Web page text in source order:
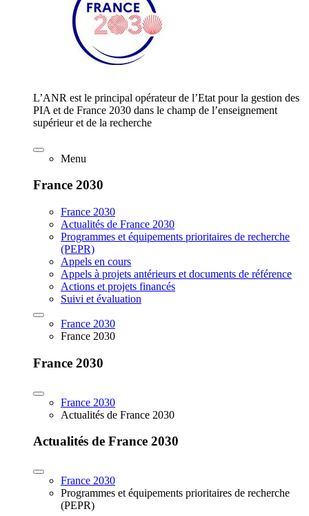
L’ANR est le principal opérateur de l’Etat pour la gestion des
PIA et de France 2030 dans le champ de l’enseignement
supérieur et de la recherche
Menu
France 2030
France 2030
Actualités de France 2030
Programmes et équipements prioritaires de recherche
(PEPR)
Appels en cours
Appels à projets antérieurs et documents de référence
Actions et projets financés
Suivi et évaluation
France 2030
France 2030
France 2030
France 2030
Actualités de France 2030
Actualités de France 2030
France 2030
Programmes et équipements prioritaires de recherche
(PEPR)